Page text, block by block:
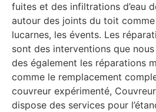
fuites et des infiltrations d’eau
autour des joints du toit
lucarnes, les évents. Les
sont des interventions que
des également les réparations
comme le remplacement
couvreur expérimenté, Couvreur
dispose des services pour